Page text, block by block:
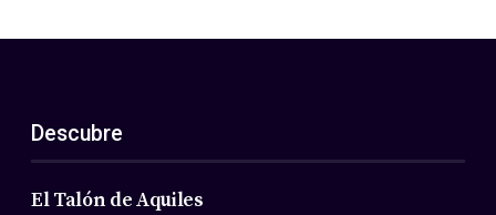
ES
EN
Acerca de nosotros
Miembros
Descubre
El Talón de Aquiles